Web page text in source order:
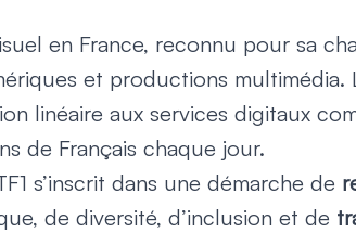
en France, reconnu pour sa
et productions
linéaire aux services digitaux
de Français chaque jour.
s’inscrit dans une démarche de
de diversité, d’inclusion et de